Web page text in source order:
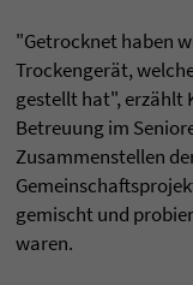
"Getrocknet haben
Trockengerät,
gestellt hat", erzählt
Betreuung im
Zusammenstellen
gemischt und
waren.